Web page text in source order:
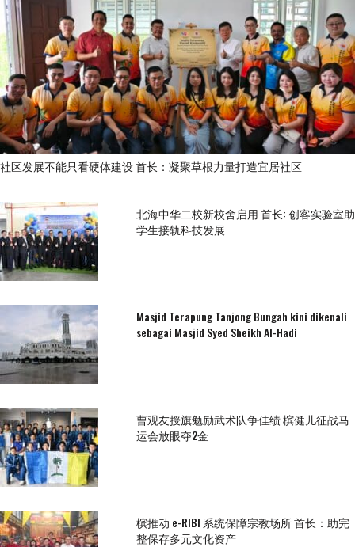
社区发展不能只看硬体建设 首长：凝聚草根力量打造宜居社区
北海中华二校新校舍启用 首长: 创客实验室助
学生接轨科技发展
Masjid Terapung Tanjong Bungah kini dikenali
sebagai Masjid Syed Sheikh Al-Hadi
曹观友授旗勉励武术队争佳绩 槟健儿征战马
运会放眼夺2金
槟推动 e-RIBI 系统保障宗教场所 首长：助完
整保存多元文化资产